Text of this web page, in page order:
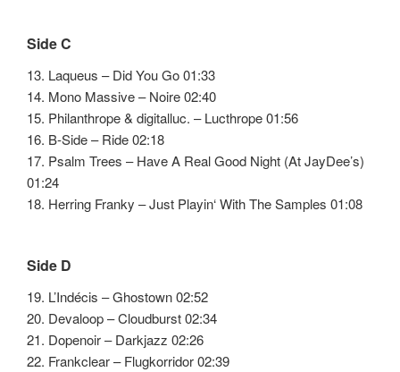
Side C
13. Laqueus – Did You Go 01:33
14. Mono Massive – Noire 02:40
15. Philanthrope & digitalluc. – Lucthrope 01:56
16. B-Side – Ride 02:18
17. Psalm Trees – Have A Real Good Night (At JayDee’s)
01:24
18. Herring Franky – Just Playin‘ With The Samples 01:08
Side D
19. L’Indécis – Ghostown 02:52
20. Devaloop – Cloudburst 02:34
21. Dopenoir – Darkjazz 02:26
22. Frankclear – Flugkorridor 02:39